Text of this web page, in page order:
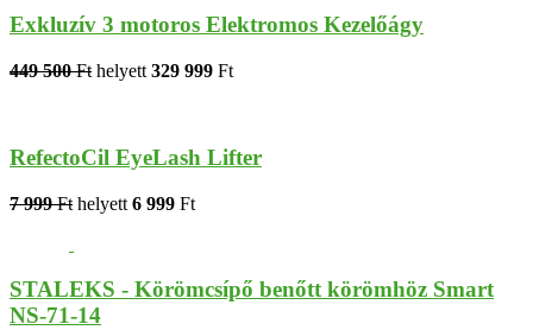
Exkluzív 3 motoros Elektromos Kezelőágy
449 500 Ft helyett 329 999 Ft
RefectoCil EyeLash Lifter
7 999 Ft helyett 6 999 Ft
STALEKS - Körömcsípő benőtt körömhöz Smart
NS-71-14